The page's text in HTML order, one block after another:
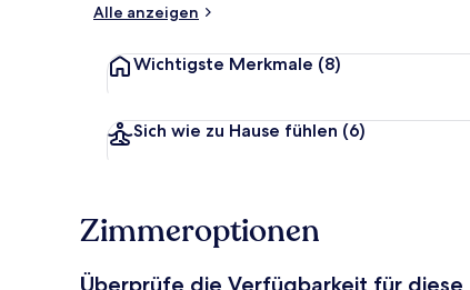
Alle anzeigen
Wichtigste Merkmale (8)
Sich wie zu Hause fühlen (6)
Zimmeroptionen
Überprüfe die Verfügbarkeit für diese